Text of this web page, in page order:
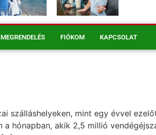
MEGRENDELÉS FIÓKOM KAPCSOLAT
szálláshelyeken, mint egy évvel
hónapban, akik 2,5 millió